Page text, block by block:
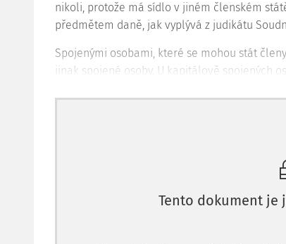
nikoli, protože má sídlo v jiném členském
předmětem daně, jak vyplývá z judikátu
Spojenými osobami, které se mohou stát
jinak spojené osoby. U kapitálově spojených
Tento dokument